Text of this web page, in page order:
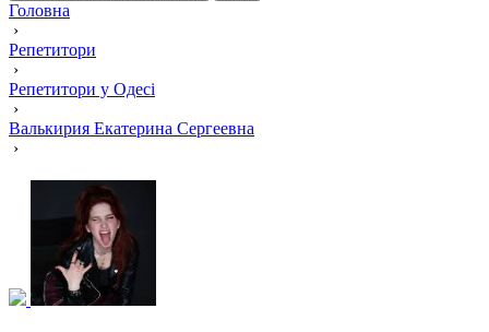
Головна
›
Репетитори
›
Репетитори у Одесі
›
Валькирия Екатерина Сергеевна
›